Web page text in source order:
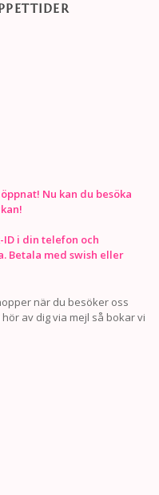
Nu kan du besöka
i din telefon och
Betala med swish eller
när du besöker oss
hör av dig via mejl så bokar vi